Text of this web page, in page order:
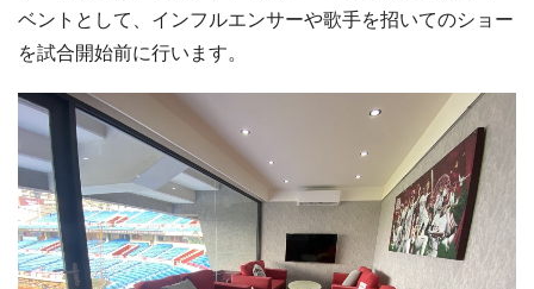
ベントとして、インフルエンサーや歌手を招いてのショー
を試合開始前に行います。